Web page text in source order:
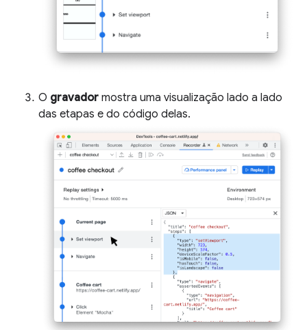
O gravador mostra uma visualização lado a lado
das etapas e do código delas.